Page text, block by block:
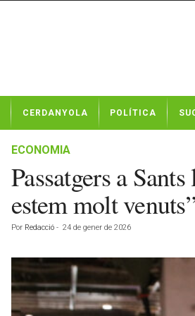
t
CERDANYOLA POLÍTICA
ECONOMIA
Passatgers a
estem molt
Por Redacció - 24 de gener de 2026